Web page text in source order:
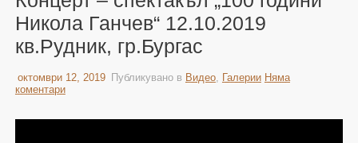
Никола Ганчев“ 12.10.2019
кв.Рудник, гр.Бургас
октомври 12, 2019 Публикувано в Видео, Галерии Няма
коментари